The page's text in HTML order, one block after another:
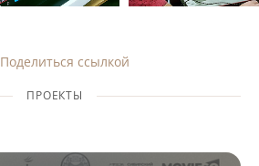
Поделиться ссылкой
ПРОЕКТЫ